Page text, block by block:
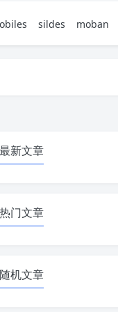
sildes moban
最新文章
热门文章
随机文章